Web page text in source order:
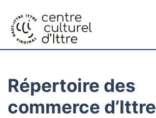
Répertoire des
commerce d’Ittre